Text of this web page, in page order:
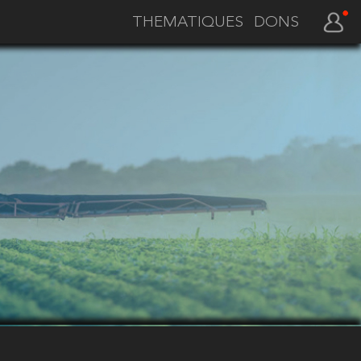
THEMATIQUES DONS